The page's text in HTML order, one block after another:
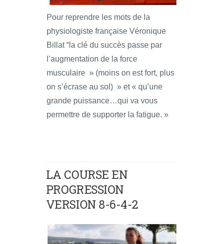
Pour reprendre les mots de la
physiologiste française Véronique
Billat “la clé du succès passe par
l’augmentation de la force
musculaire » (moins on est fort, plus
on s’écrase au sol) » et « qu’une
grande puissance…qui va vous
permettre de supporter la fatigue. »
LA COURSE EN
PROGRESSION
VERSION 8-6-4-2